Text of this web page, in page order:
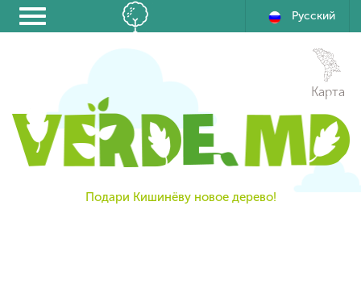
Русский
Подари Кишинёву новое дерево!
Карта